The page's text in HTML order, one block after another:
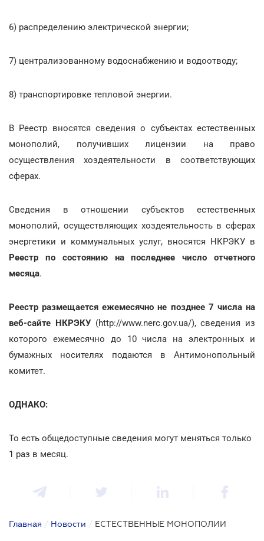
6) распределению электрической энергии;
7) централизованному водоснабжению и водоотводу;
8) транспортировке тепловой энергии.
В Реестр вносятся сведения о субъектах естественных
монополий, получивших лицензии на право
осуществления хоздеятельности в соответствующих
сферах.
Сведения в отношении субъектов естественных
монополий, осуществляющих хоздеятельность в сферах
энергетики и коммунальных услуг, вносятся НКРЭКУ в
Реестр по состоянию на последнее число отчетного
месяца.
Реестр размещается ежемесячно не позднее 7 числа на
веб-сайте НКРЭКУ(http://www.nerc.gov.ua/), сведения из
которого ежемесячно до 10 числа на электронных и
бумажных носителях подаются в Антимонопольный
комитет.
ОДНАКО:
То есть общедоступные сведения могут меняться только
1 раз в месяц.
Главная / Новости / ЕСТЕСТВЕННЫЕ МОНОПОЛИИ